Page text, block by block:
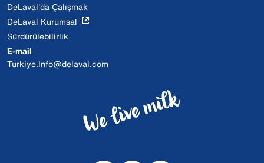
DeLaval'da Çalışmak
DeLaval Kurumsal
Sürdürülebilirlik
E-mail
Turkiye.Info@delaval.com